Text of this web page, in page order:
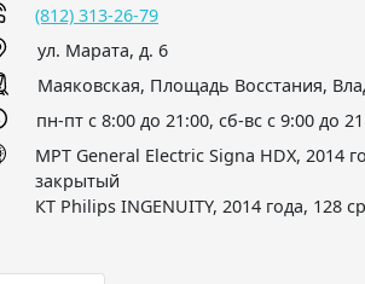
(812) 313-26-79
ул. Марата, д. 6
Маяковская, Площадь Восстания,
пн-пт с 8:00 до 21:00, сб-вс с 9:00 до
МРТ General Electric Signa HDX, 2014
закрытый
КТ Philips INGENUITY, 2014 года, 128